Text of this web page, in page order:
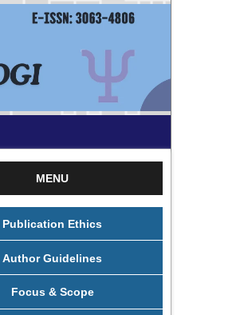
MENU
Publication Ethics
Author Guidelines
Focus & Scope